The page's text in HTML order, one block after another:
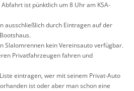
ist pünktlich um 8 Uhr am KSA-
ausschließlich durch Eintragen auf der
Slalomrennen kein Vereinsauto verfügbar.
Privatfahrzeugen fahren und
eintragen, wer mit seinem Privat-Auto
ist oder aber man schon eine